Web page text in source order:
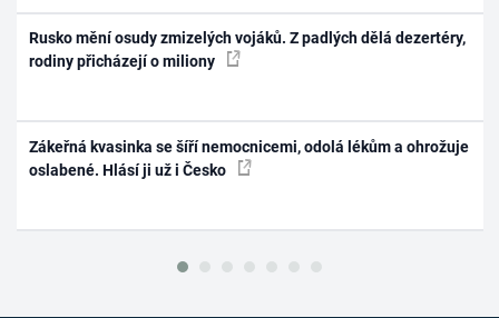
Rusko mění osudy zmizelých vojáků. Z padlých dělá dezertéry,
rodiny přicházejí o miliony
Zákeřná kvasinka se šíří nemocnicemi, odolá lékům a ohrožuje
oslabené. Hlásí ji už i Česko